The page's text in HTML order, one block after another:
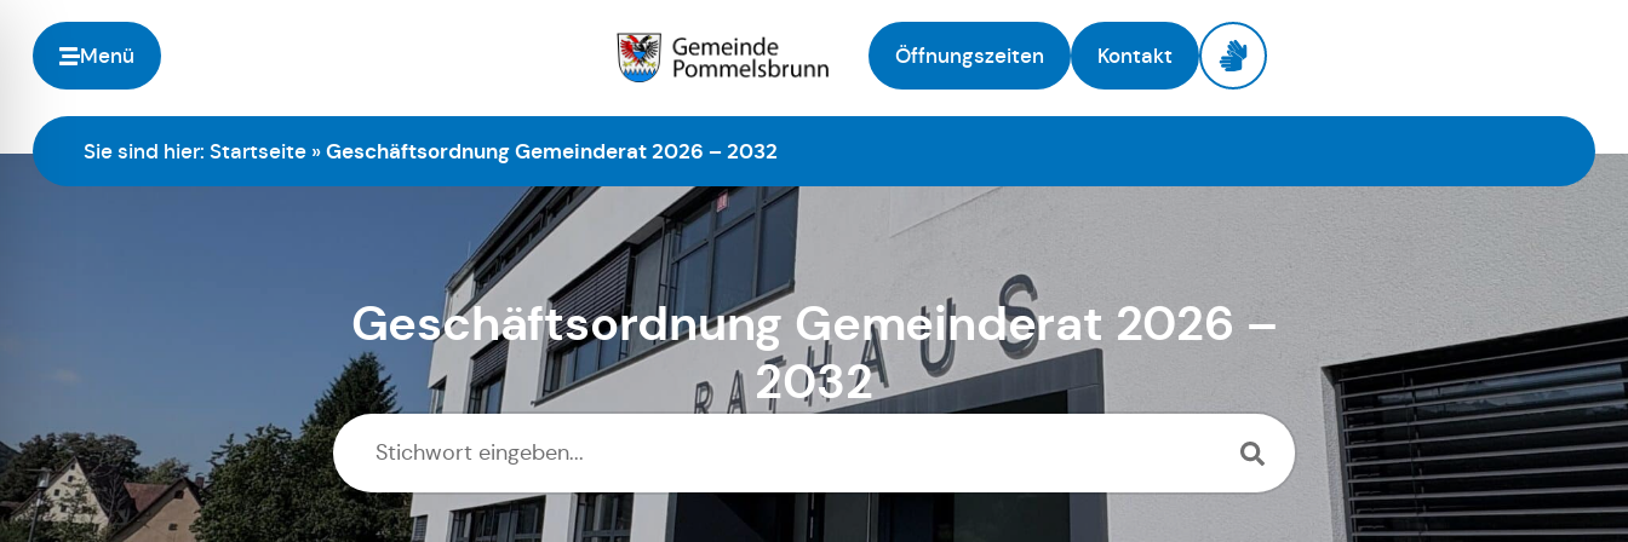
Menü
Zur Startseite
Öffnungszeiten Kontakt
Sie sind hier: Startseite »Geschäftsordnung Gemeinderat 2026 – 2032
Geschäftsordnung Gemeinderat 2026 –
2032